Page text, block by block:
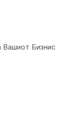
Бизнис